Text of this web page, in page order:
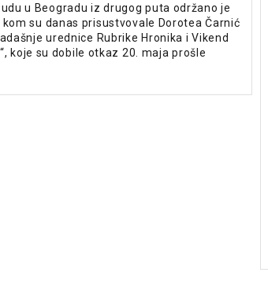
u Beogradu iz drugog puta održano je
su danas prisustvovale Dorotea Čarnić
urednice Rubrike Hronika i Vikend
koje su dobile otkaz 20. maja prošle